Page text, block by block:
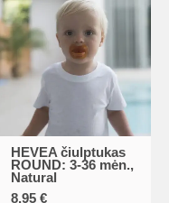
HEVEA čiulptukas
ROUND: 3-36 mėn.,
Natural
8,95€